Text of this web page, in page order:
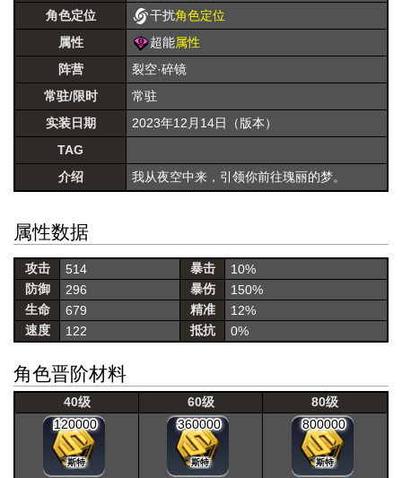
角色定位
干扰角色定位
属性
超能属性
阵营
裂空·碎镜
常驻/限时
常驻
实装日期
2023年12月14日（版本）
TAG
介绍
我从夜空中来，引领你前往瑰丽的梦。
属性数据
攻击 514 暴击
10%
防御
296 暴伤
150%
生命
679 精准
12%
速度
122 抵抗 0%
角色晋阶材料
40级 60级
80级
120000
斯特
360000
斯特
800000
斯特